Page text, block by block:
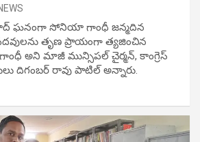
ఘ‌నంగా సోనియా గాంధీ జ‌న్మ‌దిన
తృణ ప్రాయంగా త్య‌జించిన
అని మాజీ మున్సిప‌ల్ చైర్మ‌న్, కాంగ్రెస్
దిగంబ‌ర్ రావు పాటిల్ అన్నారు.